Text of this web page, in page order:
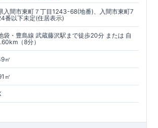
級で最高の3を取得建築基準法で定められ
発生する地震に対して、倒壊、崩壊しな
ら、さらに 1.5 倍の耐震力を達成していま
！
もっと詳しく
7つの技術基準のうち、
は、｢良い家を作って、きちんと手入れをし
｣ことを目的とした認定制度。住宅ローン減
良住宅が有利に働きます。
取得！
。
4回チェックが行われます。図面や書類上だ
入間市東町７丁目1243-68(地番)、入間市東町7
番以下未定(住居表示)
袋・豊島線 武蔵藤沢駅まで徒歩20分 または 自
（8分）
㎡
㎡